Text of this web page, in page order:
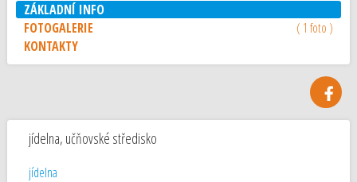
ZÁKLADNÍ INFO
FOTOGALERIE
( 1 foto )
KONTAKTY
jídelna, učňovské středisko
jídelna